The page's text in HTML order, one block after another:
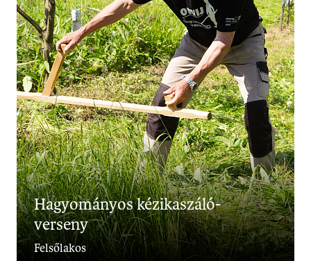
Hagyományos kézikaszáló-
verseny
Felsőlakos